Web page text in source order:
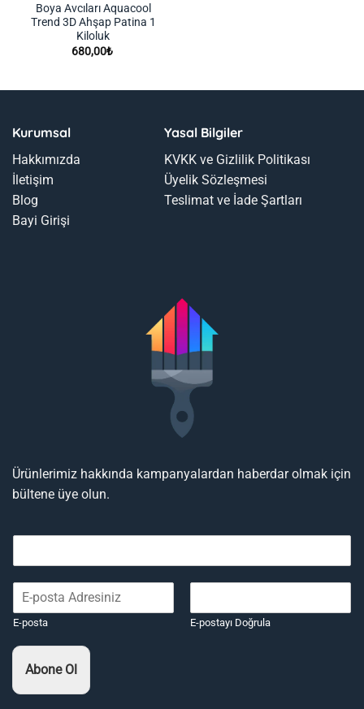
Boya Avcıları Aquacool
Trend 3D Ahşap Patina 1
Kiloluk
680,00₺
Kurumsal
Hakkımızda
İletişim
Blog
Bayi Girişi
Yasal Bilgiler
KVKK ve Gizlilik Politikası
Üyelik Sözleşmesi
Teslimat ve İade Şartları
Ürünlerimiz hakkında kampanyalardan haberdar olmak için
bültene üye olun.
E-posta E-postayı Doğrula
Abone Ol